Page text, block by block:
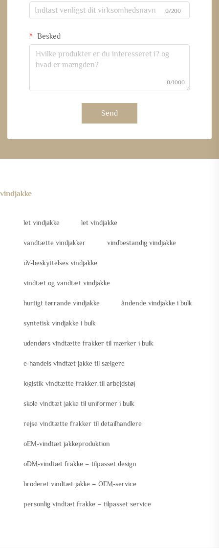
0/200
Besked
0/1000
Send
vindjakke
let vindjakke let vindjakke
vandtætte vindjakker vindbestandig vindjakke
uV-beskyttelses vindjakke
vindtæt og vandtæt vindjakke
hurtigt tørrande vindjakke åndende vindjakke i bulk
syntetisk vindjakke i bulk
udendørs vindtætte frakker til mærker i bulk
e-handels vindtæt jakke til sælgere
logistik vindtætte frakker til arbejdstøj
skole vindtæt jakke til uniformer i bulk
rejse vindtætte frakker til detailhandlere
oEM-vindtæt jakkeproduktion
oDM-vindtæt frakke – tilpasset design
broderet vindtæt jakke – OEM-service
personlig vindtæt frakke – tilpasset service